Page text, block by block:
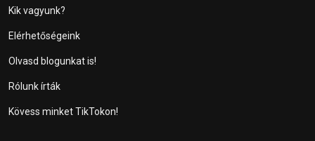
Kik vagyunk?
Elérhetőségeink
Olvasd blogunkat is!
Rólunk írták
Kövess minket TikTokon!